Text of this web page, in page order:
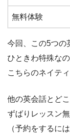
無料体験
今回、この5つの
ひときわ特殊なの
こちらのネイテ
他の英会話とど
ずばりレッスン
（予約をするに